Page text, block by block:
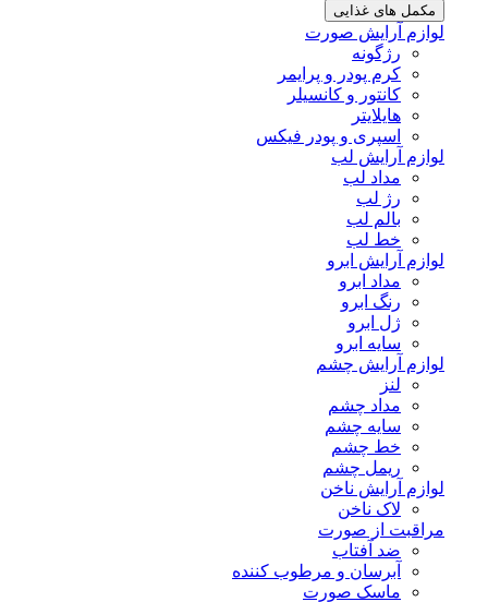
مکمل های غذایی
لوازم آرایش صورت
رژگونه
کرم پودر و پرایمر
کانتور و کانسیلر
هایلایتر
اسپری و پودر فیکس
لوازم آرایش لب
مداد لب
رژ لب
بالم لب
خط لب
لوازم آرایش ابرو
مداد ابرو
رنگ ابرو
ژل ابرو
سایه ابرو
لوازم آرایش چشم
لنز
مداد چشم
سایه چشم
خط چشم
ریمل چشم
لوازم آرایش ناخن
لاک ناخن
مراقبت از صورت
ضد آفتاب
آبرسان و مرطوب کننده
ماسک صورت